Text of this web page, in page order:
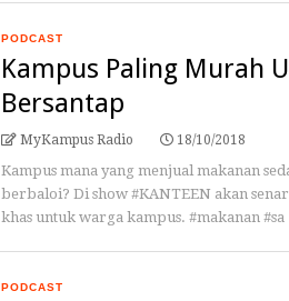
PODCAST
Kampus Paling Murah
Bersantap
MyKampus Radio 18/10/2018
Kampus mana yang menjual makanan
berbaloi? Di show #KANTEEN akan
khas untuk warga kampus. #makanan #sa
PODCAST